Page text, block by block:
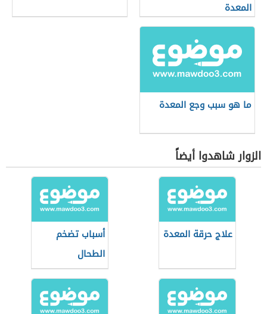
المعدة
ما هو سبب وجع المعدة
الزوار شاهدوا أيضاً
علاج حرقة المعدة
أسباب تضخم
الطحال